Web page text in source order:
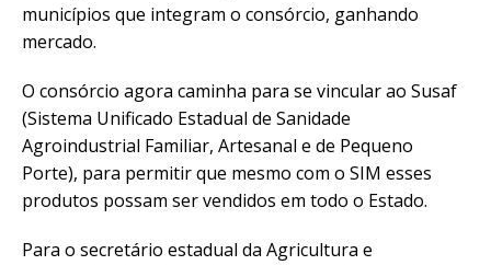
municípios que integram o consórcio, ganhando
mercado.
O consórcio agora caminha para se vincular ao Susaf
(Sistema Unificado Estadual de Sanidade
Agroindustrial Familiar, Artesanal e de Pequeno
Porte), para permitir que mesmo com o SIM esses
produtos possam ser vendidos em todo o Estado.
Para o secretário estadual da Agricultura e